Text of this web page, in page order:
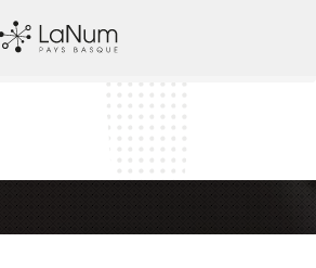
de garantizar la sostenibilidad